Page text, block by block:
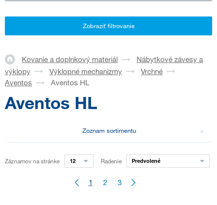
Zobraziť filtrovanie
Kovanie a doplnkový materiál
Nábytkové závesy a
výklopy
Výklopné mechanizmy
Vrchné
Aventos
Aventos HL
Aventos HL
Zoznam sortimentu
Záznamov na stránke 12 Radenie Predvolené
1 2 3